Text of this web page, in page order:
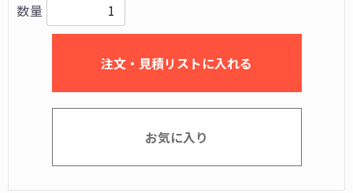
数量
注文・見積リストに入れる
お気に入り